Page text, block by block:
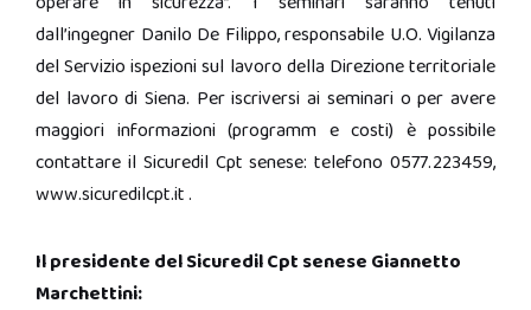
dall’ingegner Danilo De Filippo, responsabile U.O. Vigilanza
del Servizio ispezioni sul lavoro della Direzione territoriale
del lavoro di Siena. Per iscriversi ai seminari o per avere
maggiori informazioni (programm e costi) è possibile
contattare il Sicuredil Cpt senese: telefono 0577.223459,
www.sicuredilcpt.it .
Il presidente del Sicuredil Cpt senese Giannetto
Marchettini: